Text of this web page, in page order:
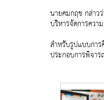
นายคมกฤช กล่าว
บริหารจัดการควา
สำหรับรูปแบบกา
ประกอบการพิจาร